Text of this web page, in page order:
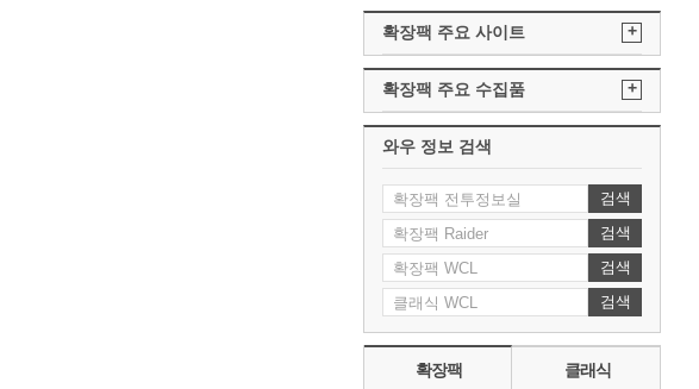
확장팩 주요 사이트 +
확장팩 주요 수집품 +
와우 정보 검색
검색
검색
검색
검색
확장팩 클래식